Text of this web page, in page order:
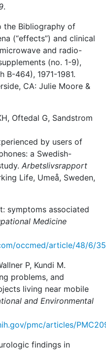
.
the Bibliography of
(“effects”) and clinical
and radio-
(no. 1-9),
B-464), 1971-1981.
CA: Julie Moore &
Oftedal G, Sandstrom
by users of
a Swedish-
Arbetslivsrapport
Life, Umeå, Sweden,
symptoms associated
Medicine
occmed/article/48/6/
P, Kundi M.
problems, and
living near mobile
and Environmental
pmc/articles/
findings in